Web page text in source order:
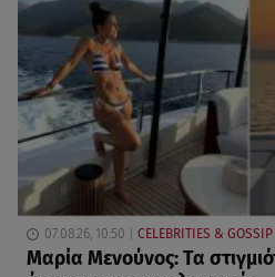
07.08.26, 10:50 CELEBRITIES &
Μαρία Μενούνος: Τα